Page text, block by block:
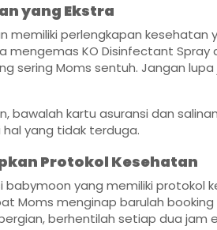
yang Ekstra
memiliki perlengkapan kesehatan
mengemas KO Disinfectant Spray
sering Moms sentuh. Jangan
bawalah kartu asuransi dan
yang tidak terduga.
Protokol Kesehatan
babymoon yang memiliki protokol
Moms menginap barulah booking
berhentilah setiap dua jam